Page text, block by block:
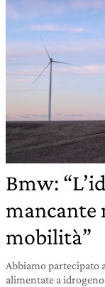
Bmw:
mancante
mobilità”
Abbiamo partecipato
alimentate a